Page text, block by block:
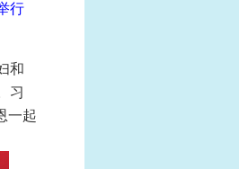
行
和
习
一起